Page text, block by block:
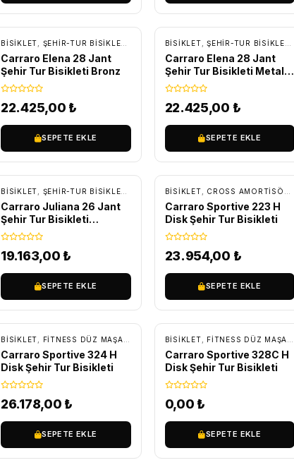
BİSİKLET ŞEHIR-TUR BISIKLETLERI TUR - TREKKING BISIKLETLER
Carraro Elena 28 Jant
Şehir Tur Bisikleti Bronz
22.425,00 ₺
SEPETE EKLE
BİSİKLET ŞEHIR-TUR BISIKLETLERI
Carraro Elena 28 Jant
Şehir Tur Bisikleti Metalik
Pembe
22.425,00 ₺
SEPETE EKLE
BİSİKLET ŞEHIR-TUR BISIKLETLERI TUR - TREKKING BISIKLETLER
Carraro Juliana 26 Jant
Şehir Tur Bisikleti
Beyaz/Bej/Kahverengi
19.163,00 ₺
SEPETE EKLE
BİSİKLET CROSS AMORTISÖRLÜ BISIKLETLER
Carraro Sportive 223 H
Disk Şehir Tur Bisikleti
23.954,00 ₺
SEPETE EKLE
BİSİKLET FITNESS DÜZ MAŞA BISIKLETLER ,ŞEHIR-TUR BISIKLETLERI
Carraro Sportive 324 H
Disk Şehir Tur Bisikleti
26.178,00 ₺
SEPETE EKLE
BİSİKLET FITNESS DÜZ MAŞA BISIKLETLER
Carraro Sportive 328C H
Disk Şehir Tur Bisikleti
0,00 ₺
SEPETE EKLE